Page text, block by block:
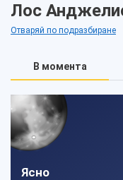
Лос
Отваряй по подразбиране
В момента
Ясно